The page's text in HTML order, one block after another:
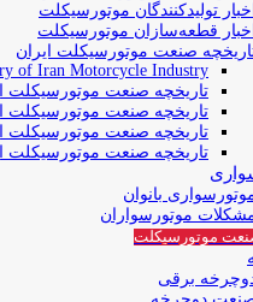
اخبار تولیدکنندگان موتورسیکلت
اخبار قطعه‌سازان موتورسیکلت
صنعت موتورسیکلت ایران
of Iran Motorcycle Industry
تاریخچه صنعت موتورسیکلت
تاریخچه صنعت
تاریخچه صنعت
تاریخچه صنعت موتورسیکلت
بانوان
موتورسواران
موتورسیکلت
برقی